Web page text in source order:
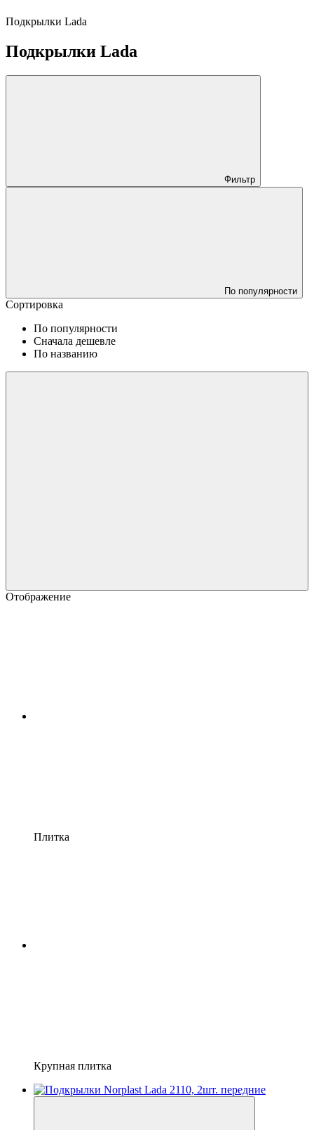
Подкрылки Lada
Подкрылки Lada
Фильтр
По популярности
Сортировка
По популярности
Сначала дешевле
По названию
Отображение
Плитка
Крупная плитка